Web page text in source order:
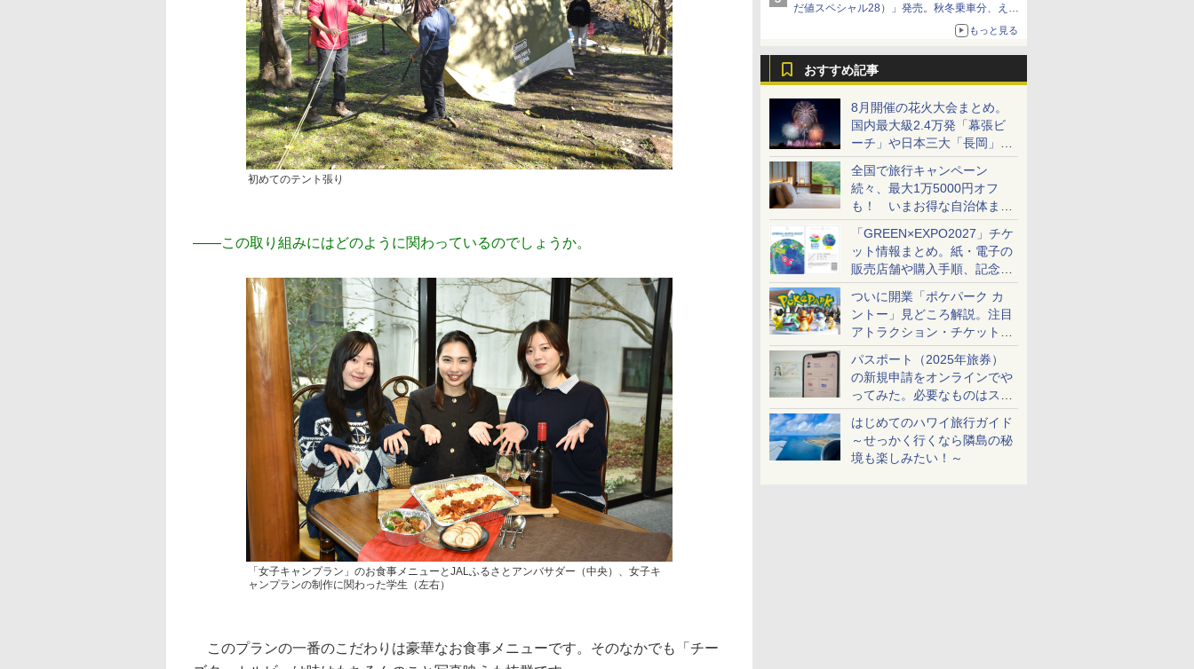
だ値スペシャル28）」発売。秋冬乗車分、えき
もっと見る
おすすめ記事
8月開催の花火大会まとめ。
国内最大級2.4万発「幕張ビ
ーチ」や日本三大「長岡」な
ど大型イベント目白押し！
全国で旅行キャンペーン
続々、最大1万5000円オフ
も！ いまお得な自治体まと
め
「GREEN×EXPO2027」チケ
ット情報まとめ。紙・電子の
販売店舗や購入手順、記念チ
ケットも解説
ついに開業「ポケパーク カ
ントー」見どころ解説。注目
アトラクション・チケット手
配・来場前に必要な準備は？
パスポート（2025年旅券）
の新規申請をオンラインでや
ってみた。必要なものはスマ
ホとマイナカードのみ
はじめてのハワイ旅行ガイド
～せっかく行くなら隣島の秘
境も楽しみたい！～
初めてのテント張り
――この取り組みにはどのように関わっているのでしょうか。
「女子キャンプラン」のお食事メニューとJALふるさとアンバサダー（中央）、女子キ
ャンプランの制作に関わった学生（左右）
このプランの一番のこだわりは豪華なお食事メニューです。そのなかでも「チー